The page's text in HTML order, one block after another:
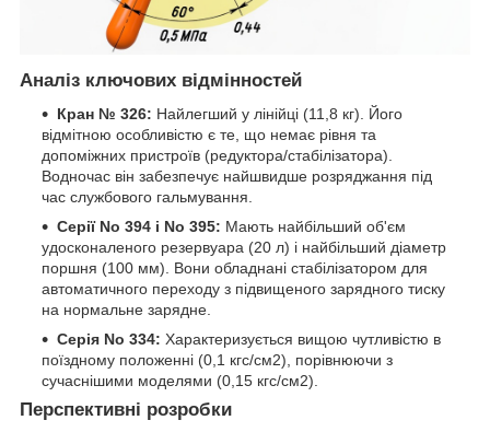
Аналіз ключових відмінностей
Кран № 326: Найлегший у лінійці (11,8 кг). Його
відмітною особливістю є те, що немає рівня та
допоміжних пристроїв (редуктора/стабілізатора).
Водночас він забезпечує найшвидше розряджання під
час службового гальмування.
Серії No 394 і No 395: Мають найбільший об'єм
удосконаленого резервуара (20 л) і найбільший діаметр
поршня (100 мм). Вони обладнані стабілізатором для
автоматичного переходу з підвищеного зарядного тиску
на нормальне зарядне.
Серія No 334: Характеризується вищою чутливістю в
поїздному положенні (0,1 кгс/см2), порівнюючи з
сучаснішими моделями (0,15 кгс/см2).
Перспективні розробки